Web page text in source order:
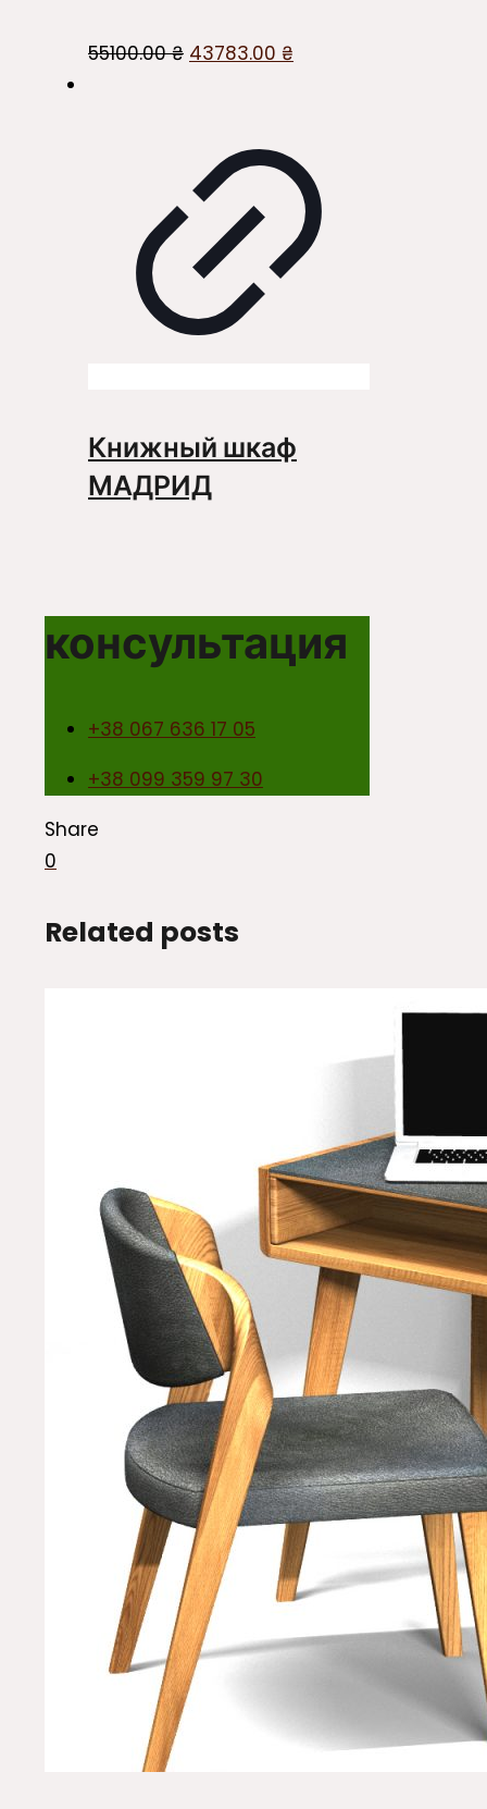
55100.00₴ Первоначальная
55100.00 ₴.
43783.00 ₴
Книжный шкаф
МАДРИД
консультация
+38 067 636 17 05
+38 099 359 97 30
Share
0
Related posts